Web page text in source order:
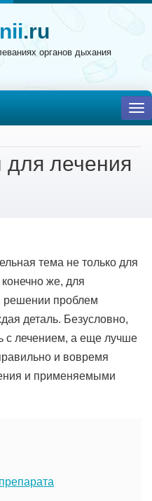
.ru
органов дыхания
лечения
тема не только для
же, для
решении проблем
деталь. Безусловно,
с лечением, а еще лучше
и вовремя
и применяемыми